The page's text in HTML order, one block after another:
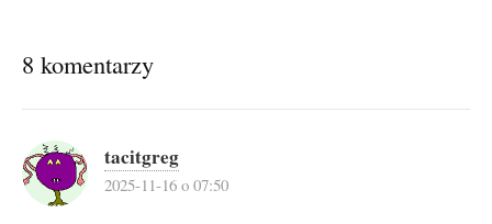
8 komentarzy
tacitgreg
2025-11-16 o 07:50